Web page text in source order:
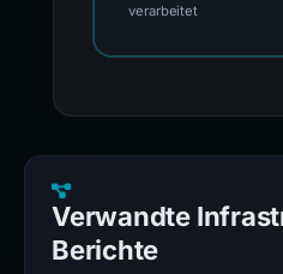
verarbeitet
Verwandte
Berichte